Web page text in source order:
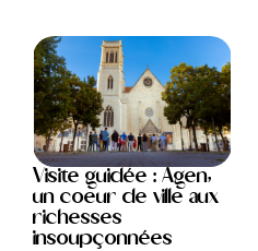
Visite guidée : Agen,
un coeur de ville aux
richesses
insoupçonnées